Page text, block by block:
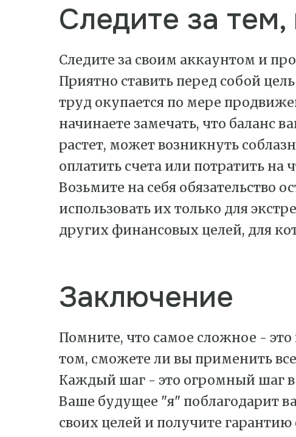
Следите за тем,
Следите за своим аккаунтом и
Приятно ставить перед собой
труд окупается по мере
начинаете замечать, что баланс
растет, может возникнуть
оплатить счета или потратить на
Возьмите на себя обязательство
использовать их только для
других финансовых целей, для
Заключение
Помните, что самое сложное - это
том, сможете ли вы применить
Каждый шаг - это огромный шаг
Ваше будущее "я" поблагодарит
своих целей и получите